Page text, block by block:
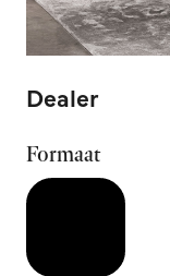
Dealer
Formaat